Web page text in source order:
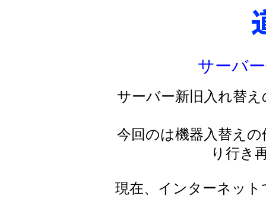
サーバ
サーバー新旧入れ替
今回のは機器入替え
り行き
現在、インターネッ